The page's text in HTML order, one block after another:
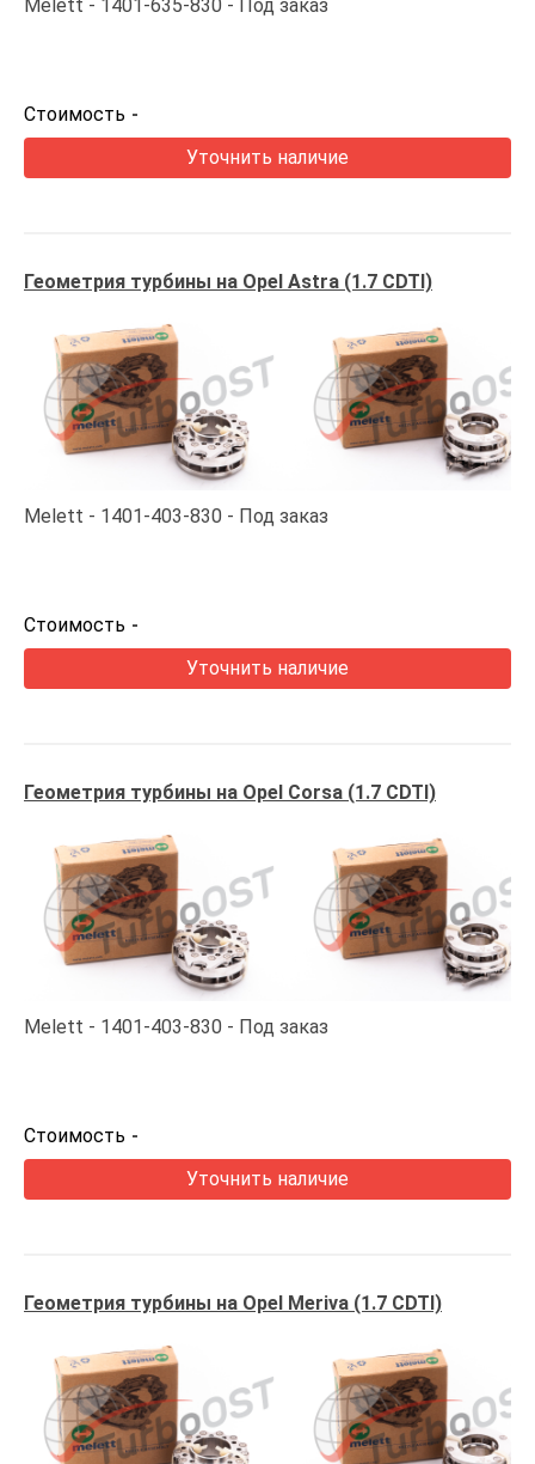
Melett 1401-635-830 Под заказ
Стоимость -
Уточнить наличие
Геометрия турбины на Opel Astra (1.7 CDTI)
Melett 1401-403-830 Под заказ
Стоимость -
Уточнить наличие
Геометрия турбины на Opel Corsa (1.7 CDTI)
Melett 1401-403-830 Под заказ
Стоимость -
Уточнить наличие
Геометрия турбины на Opel Meriva (1.7 CDTI)